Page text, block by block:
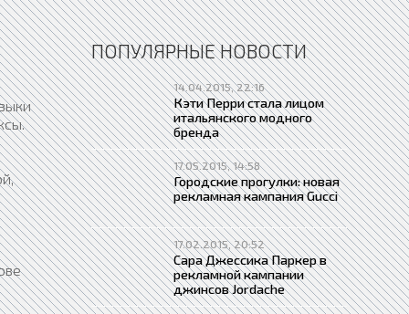
ПОПУЛЯРНЫЕ НОВОСТИ
14.04.2015, 22:16
Кэти Перри стала лицом
итальянского модного
бренда
17.05.2015, 14:58
Городские прогулки: новая
рекламная кампания Gucci
17.02.2015, 20:52
Сара Джессика Паркер в
рекламной кампании
джинсов Jordache